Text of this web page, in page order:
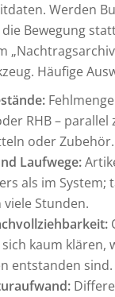
Werden
Bewegung
Häufige
RHB – parallel
oder Zubehör.
Laufwege:
als im System;
Stunden.
kaum klären,
entstanden sind.